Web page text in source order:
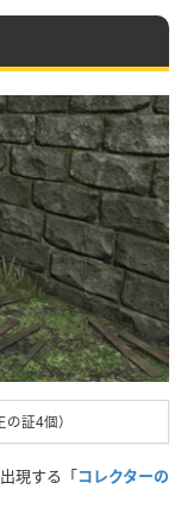
証4個）
現する「コレクターの